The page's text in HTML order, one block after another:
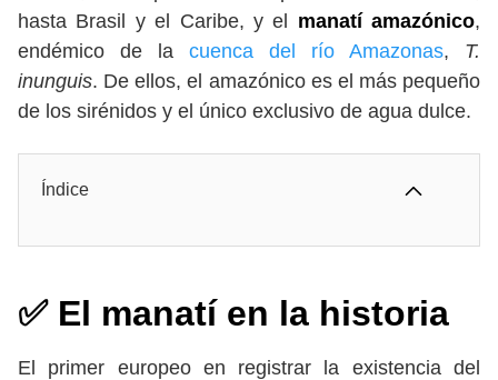
hasta Brasil y el Caribe, y el manatí amazónico,
endémico de la cuenca del río Amazonas, T.
inunguis. De ellos, el amazónico es el más pequeño
de los sirénidos y el único exclusivo de agua dulce.
Índice
✅ El manatí en la historia
El primer europeo en registrar la existencia del